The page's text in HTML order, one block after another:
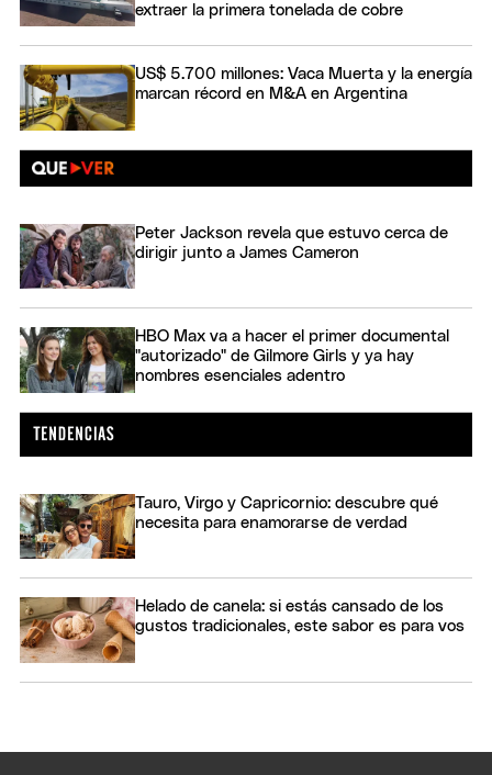
extraer la primera tonelada de cobre
US$ 5.700 millones: Vaca Muerta y la energía
marcan récord en M&A en Argentina
Peter Jackson revela que estuvo cerca de
dirigir junto a James Cameron
HBO Max va a hacer el primer documental
"autorizado" de Gilmore Girls y ya hay
nombres esenciales adentro
Tauro, Virgo y Capricornio: descubre qué
necesita para enamorarse de verdad
Helado de canela: si estás cansado de los
gustos tradicionales, este sabor es para vos